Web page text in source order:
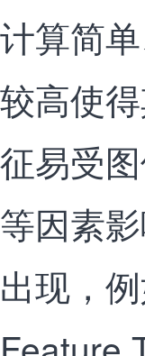
计算简
较高使
征易受
等因素
出现，